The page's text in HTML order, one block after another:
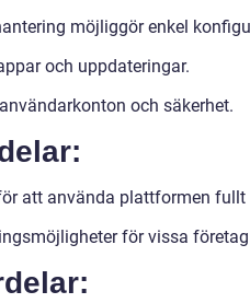
möjliggör enkel
och uppdateringar.
och säkerhet.
att använda plattformen fullt
för vissa